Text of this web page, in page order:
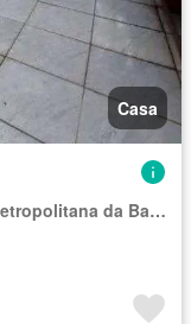
Casa
Região Imediata de Santos, Região Metropolitana da Baixada Santista